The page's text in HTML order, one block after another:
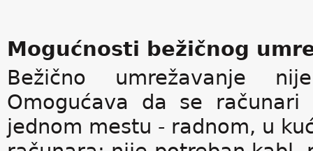
Mogućnosti bežičnog
Bežično umrežavanje
Omogućava da se
jednom mestu - radnom, u